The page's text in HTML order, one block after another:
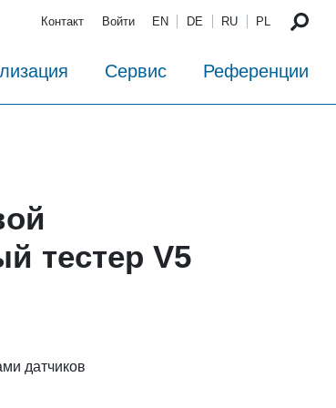
Контакт Войти EN DE RU PL
Сервис Референции
тестер V5
датчиков